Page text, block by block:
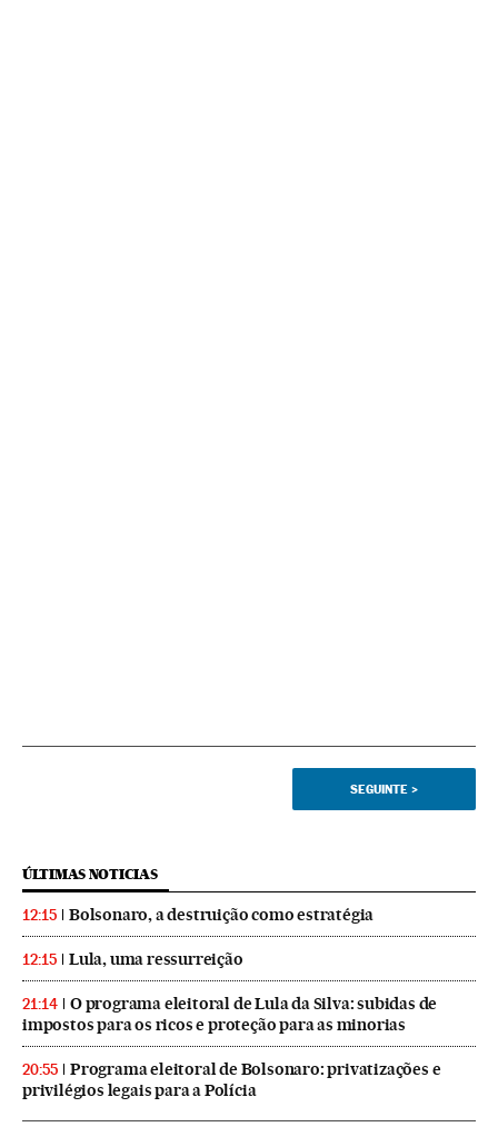
SEGUINTE >
ÚLTIMAS NOTICIAS
12:15 Bolsonaro, a destruição como estratégia
12:15 Lula, uma ressurreição
21:14
O programa eleitoral de Lula da Silva: subidas de
impostos para os ricos e proteção para as minorias
20:55
Programa eleitoral de Bolsonaro: privatizações e
privilégios legais para a Polícia